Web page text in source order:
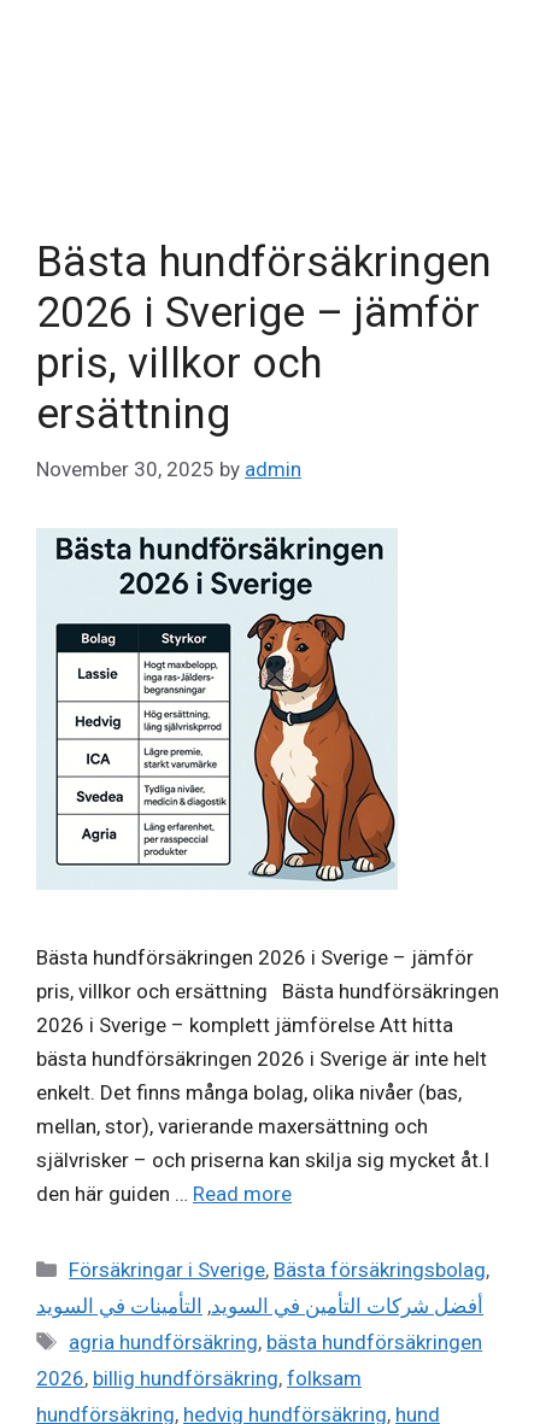
Bästa hundförsäkringen
2026 i Sverige – jämför
pris, villkor och
ersättning
November 30, 2025 by admin
Bästa hundförsäkringen 2026 i Sverige – jämför
pris, villkor och ersättning Bästa hundförsäkringen
2026 i Sverige – komplett jämförelse Att hitta
bästa hundförsäkringen 2026 i Sverige är inte helt
enkelt. Det finns många bolag, olika nivåer (bas,
mellan, stor), varierande maxersättning och
självrisker – och priserna kan skilja sig mycket åt.I
den här guiden … Read more
Categories
Försäkringar i Sverige, Bästa försäkringsbolag,
أفضل شركات التأمين في السويد, التأمينات في السويد
Tags
agria hundförsäkring, bästa hundförsäkringen
2026, billig hundförsäkring, folksam
hundförsäkring, hedvig hundförsäkring, hund